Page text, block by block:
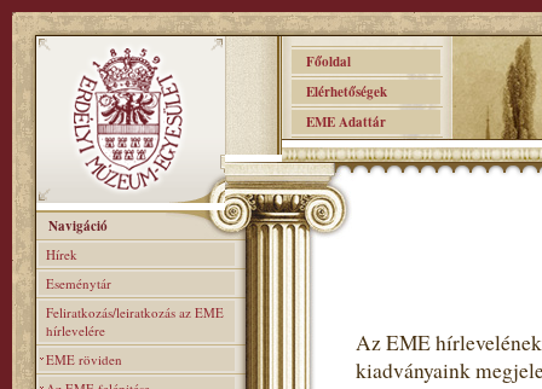
Főoldal
Elérhetőségek
EME Adattár
Navigáció
Hírek
Eseménytár
Feliratkozás/leiratkozás az EME
hírlevelére
EME röviden
Az EME
kiadványaink